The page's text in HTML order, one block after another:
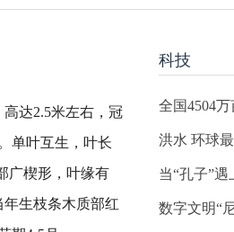
达2.5米左右，冠
单叶互生，叶长
广楔形，叶缘有
生枝条木质部红
科技
全国4504
洪水 环球
当“孔子”
数字文明“